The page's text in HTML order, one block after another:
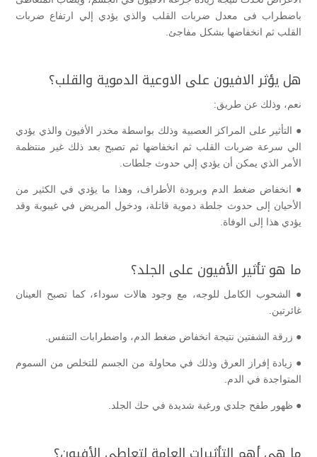
باضطراب فى معدل ضربات القلب والذي يؤدي إلي ارتفاع ضربات
القلب ثم انخفاضها بشكل مفاجئ.
هل يؤثر الافيون على الاوعية الدموية والقلب؟
نعم، وذلك عن طريق:
● التأثير على المراكز العصبية وذلك بواسطة مخدر الأفيون والذي يؤدي
الي سرعة ضربات القلب ثم انخفاضها ثم تصبح بعد ذلك غير منتظمة
الأمر الذي يمكن أن يؤدي إلي حدوث جلطات.
● انخفاض ضغط الدم وبرودة الأطراف، وهذا ما يؤدي في الكثير من
الأحيان إلى حدوث جلطة دموية قاتلة، ودخول المريض في غيبوبة وقد
يؤدي هذا إلى الوفاة.
ما هو تأثير الأفيون على الجلد؟
● الشحوب الكامل للوجه، مع وجود هالات سوداء، كما تصبح العينان
غائرتين.
● زرقة الشفتين نتيجة انخفاض ضغط الدم، واضطرابات التنفس.
● زيادة إفراز العرق وذلك في محاولة من الجسم للتخلص من السموم
المتواجدة في الدم.
● ظهور طفح جلدي ورغبة شديدة في حك الجلد.